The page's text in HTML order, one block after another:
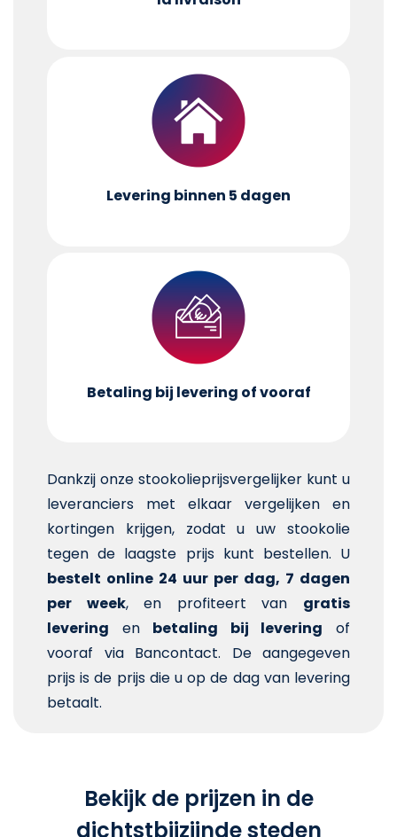
Levering binnen 5 dagen
Betaling bij levering of vooraf
Dankzij onze stookolieprijsvergelijker kunt u
leveranciers met elkaar vergelijken en
kortingen krijgen, zodat u uw stookolie
tegen de laagste prijs kunt bestellen. U
bestelt online 24 uur per dag, 7 dagen
per week, en profiteert van gratis
levering en betaling bij levering of
vooraf via Bancontact. De aangegeven
prijs is de prijs die u op de dag van levering
betaalt.
Bekijk de prijzen in de
dichtstbijzijnde steden